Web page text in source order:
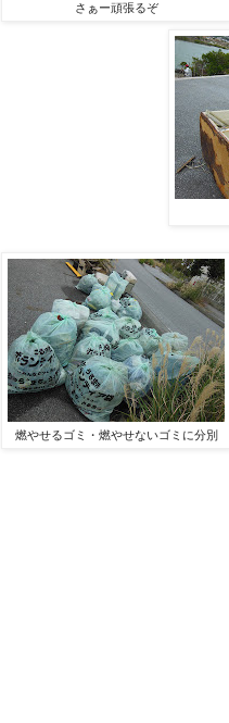
さぁー頑張るぞ
燃やせるゴミ・燃やせないゴミに分別